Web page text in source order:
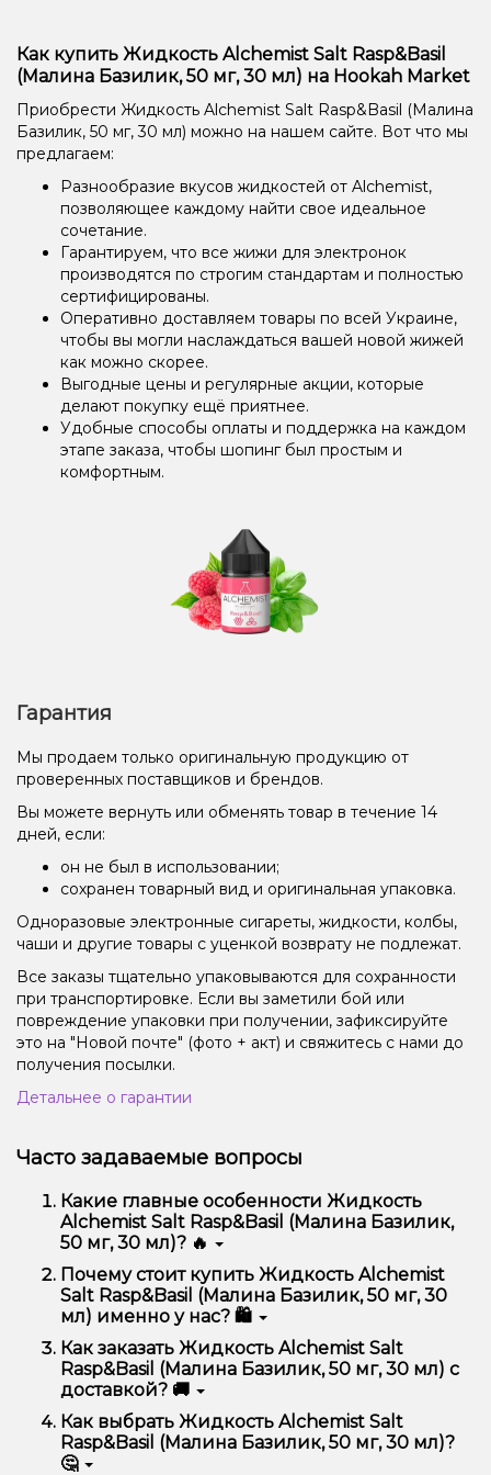
Как купить Жидкость Alchemist Salt Rasp&Basil
(Малина Базилик, 50 мг, 30 мл) на Hookah Market
Приобрести Жидкость Alchemist Salt Rasp&Basil (Малина
Базилик, 50 мг, 30 мл) можно на нашем сайте. Вот что мы
предлагаем:
Разнообразие вкусов жидкостей от Alchemist,
позволяющее каждому найти свое идеальное
сочетание.
Гарантируем, что все жижи для электронок
производятся по строгим стандартам и полностью
сертифицированы.
Оперативно доставляем товары по всей Украине,
чтобы вы могли наслаждаться вашей новой жижей
как можно скорее.
Выгодные цены и регулярные акции, которые
делают покупку ещё приятнее.
Удобные способы оплаты и поддержка на каждом
этапе заказа, чтобы шопинг был простым и
комфортным.
Гарантия
Мы продаем только оригинальную продукцию от
проверенных поставщиков и брендов.
Вы можете вернуть или обменять товар в течение 14
дней, если:
он не был в использовании;
сохранен товарный вид и оригинальная упаковка.
Одноразовые электронные сигареты, жидкости, колбы,
чаши и другие товары с уценкой возврату не подлежат.
Все заказы тщательно упаковываются для сохранности
при транспортировке. Если вы заметили бой или
повреждение упаковки при получении, зафиксируйте
это на "Новой почте" (фото + акт) и свяжитесь с нами до
получения посылки.
Детальнее о гарантии
Часто задаваемые вопросы
Какие главные особенности Жидкость
Alchemist Salt Rasp&Basil (Малина Базилик,
50 мг, 30 мл)? 🔥
Жидкость Alchemist Salt Rasp&Basil (Малина
Базилик, 50 мг, 30 мл) отличается высоким
качеством, удобством использования и
надежностью.
Почему стоит купить Жидкость Alchemist
Salt Rasp&Basil (Малина Базилик, 50 мг, 30
мл) именно у нас? 🛍️
Мы предлагаем только оригинальную продукцию,
широкий ассортимент, выгодные цены и быструю
доставку. Кроме того, у нас регулярные акции и
скидки для клиентов!
Как заказать Жидкость Alchemist Salt
Rasp&Basil (Малина Базилик, 50 мг, 30 мл) с
доставкой? 🚚
Оформить заказ можно в несколько кликов:
Добавьте Жидкость Alchemist Salt Rasp&Basil
Как выбрать Жидкость Alchemist Salt
Rasp&Basil (Малина Базилик, 50 мг, 30 мл)?
🤔